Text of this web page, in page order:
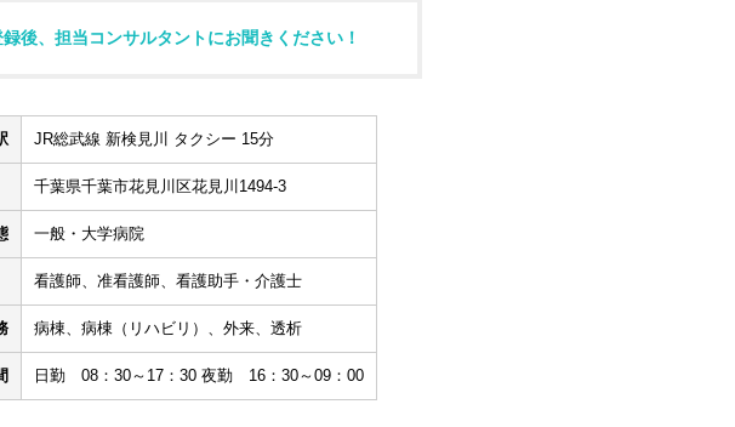
後、担当コンサルタントにお聞きください！
JR総武線 新検見川 タクシー 15分
千葉県千葉市花見川区花見川1494-3
一般・大学病院
看護師、准看護師、看護助手・介護士
病棟、病棟（リハビリ）、外来、透析
日勤 08：30～17：30 夜勤 16：30～09：00